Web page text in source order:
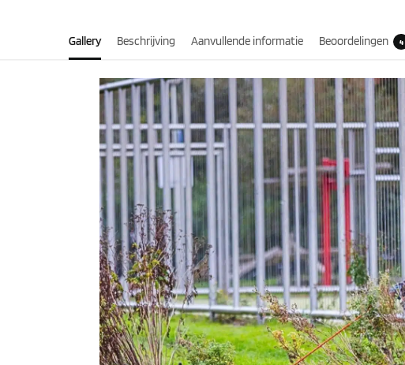
Gallery Beschrijving Aanvullende informatie Beoordelingen 4